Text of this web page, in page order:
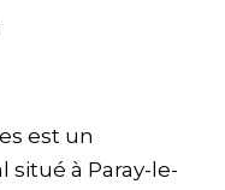
est un
à Paray-le-